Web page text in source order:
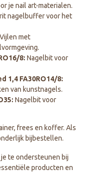
je nail art-materialen.
nagelbuffer voor het
Vijlen met
8: Nagelbit voor
1,4 FA30RO14/8:
van kunstnagels.
Nagelbit voor
frees en koffer. Als
bijbestellen.
te ondersteunen bij
producten en